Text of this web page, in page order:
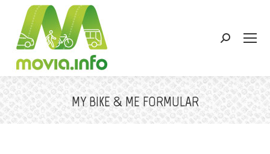
Search:
MY BIKE & ME FORMULAR
Sie befinden sich hier: